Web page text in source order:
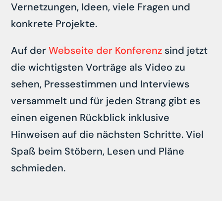
Vernetzungen, Ideen, viele Fragen und
konkrete Projekte.
Auf derWebseite der Konferenz sind jetzt
die wichtigsten Vorträge als Video zu
sehen, Pressestimmen und Interviews
versammelt und für jeden Strang gibt es
einen eigenen Rückblick inklusive
Hinweisen auf die nächsten Schritte. Viel
Spaß beim Stöbern, Lesen und Pläne
schmieden.